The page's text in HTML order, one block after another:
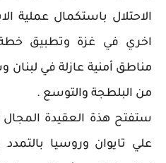
الاحتلال باستكمال عملية
اخري في غزة وتطبيق
مناطق أمنية عازلة في
من البلطجة والتوسع .
ستفتح هذة العقيدة المجال
علي تايوان وروسيا